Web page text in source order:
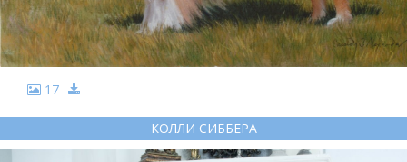
17
КОЛЛИ СИББЕРА